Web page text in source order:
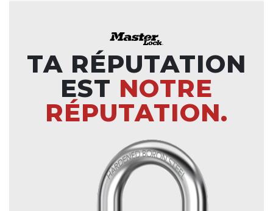
TA RÉPUTATION
EST NOTRE
RÉPUTATION.